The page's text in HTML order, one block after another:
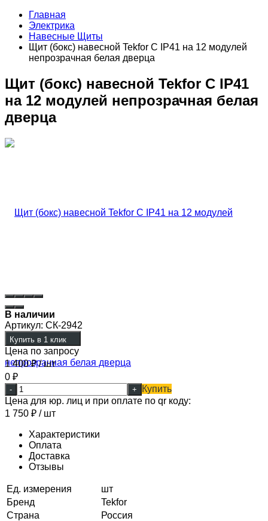
Главная
Электрика
Навесные Щиты
Щит (бокс) навесной Tekfor C IP41 на 12 модулей
непрозрачная белая дверца
Щит (бокс) навесной Tekfor C IP41
на 12 модулей непрозрачная белая
дверца
В наличии
Артикул: СК-2942
Купить в 1 клик
Цена по запросу
1 400₽/ шт
0 ₽
- +
Купить
Цена для юр. лиц и при оплате по qr коду:
1 750 ₽ / шт
Характеристики
Оплата
Доставка
Отзывы
Ед. измерения
шт
Бренд
Tekfor
Страна
Россия